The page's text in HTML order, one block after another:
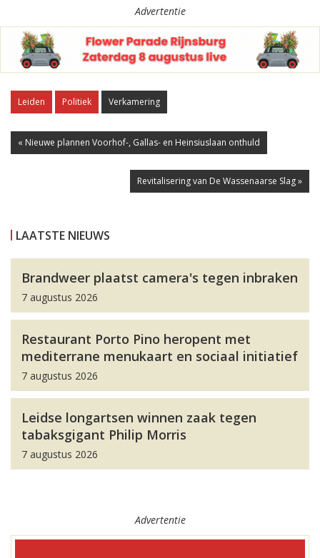
Advertentie
Leiden Politiek Verkamering
« Nieuwe plannen Voorhof-, Gallas- en Heinsiuslaan onthuld
Revitalisering van De Wassenaarse Slag »
LAATSTE NIEUWS
Brandweer plaatst camera's tegen inbraken
7 augustus 2026
Restaurant Porto Pino heropent met
mediterrane menukaart en sociaal initiatief
7 augustus 2026
Leidse longartsen winnen zaak tegen
tabaksgigant Philip Morris
7 augustus 2026
Advertentie